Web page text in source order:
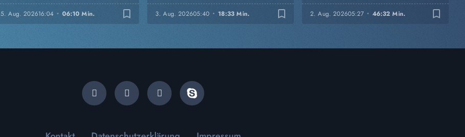
5. Aug. 202616:04 06:10 Min. bookmark_border 3. Aug. 202605:40 18:33 Min. bookmark_border 2. Aug. 202605:27 46:32 Min. bookmark_border